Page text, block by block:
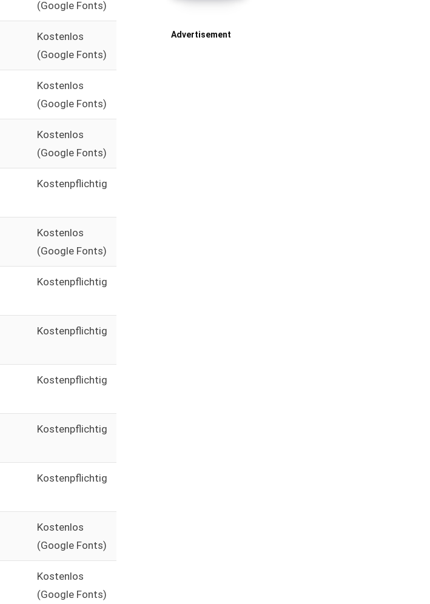
(Google Fonts)
Kostenlos
(Google Fonts)
Kostenlos
(Google Fonts)
Kostenlos
(Google Fonts)
Kostenpflichtig
Kostenlos
(Google Fonts)
Kostenpflichtig
Kostenpflichtig
Kostenpflichtig
Kostenpflichtig
Kostenpflichtig
Kostenlos
(Google Fonts)
Kostenlos
(Google Fonts)
Advertisement